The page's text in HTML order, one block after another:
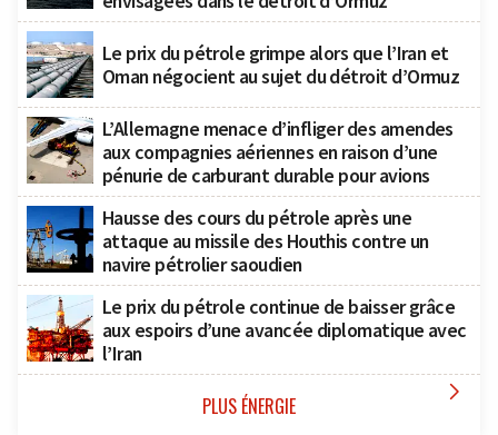
Le prix du pétrole grimpe alors que l’Iran et
Oman négocient au sujet du détroit d’Ormuz
L’Allemagne menace d’infliger des amendes
aux compagnies aériennes en raison d’une
pénurie de carburant durable pour avions
Hausse des cours du pétrole après une
attaque au missile des Houthis contre un
navire pétrolier saoudien
Le prix du pétrole continue de baisser grâce
aux espoirs d’une avancée diplomatique avec
l’Iran
PLUS ÉNERGIE 